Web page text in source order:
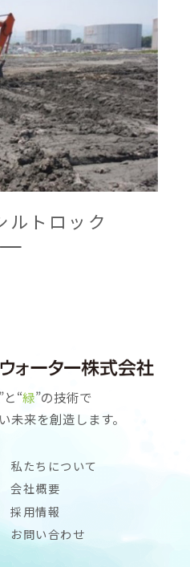
ルトロック
”と“緑”の技術で
未来を創造します。
私たちについて
会社概要
採用情報
お問い合わせ